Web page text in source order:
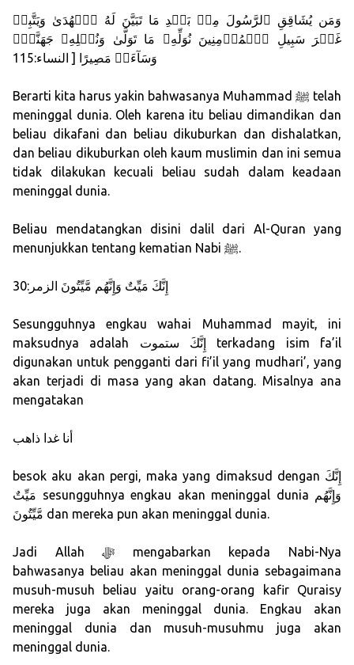
وَمَن يُشَاقِقِ ٱلرَّسُولَ مِنۢ بَعۡدِ مَا تَبَيَّنَ لَهُ ٱلۡهُدَىٰ وَيَتَّبِعۡ
غَيۡرَ سَبِيلِ ٱلۡمُؤۡمِنِينَ نُوَلِّهِۦ مَا تَوَلَّىٰ وَنُصۡلِهِۦ جَهَنَّمَۖ
وَسَآءَتۡ مَصِيرًا [ النساء:115
Berarti kita harus yakin bahwasanya Muhammad ﷺ telah
meninggal dunia. Oleh karena itu beliau dimandikan dan
beliau dikafani dan beliau dikuburkan dan dishalatkan,
dan beliau dikuburkan oleh kaum muslimin dan ini semua
tidak dilakukan kecuali beliau sudah dalam keadaan
meninggal dunia.
Beliau mendatangkan disini dalil dari Al-Quran yang
menunjukkan tentang kematian Nabi ﷺ.
إِنَّكَ مَيِّتٌ وَإِنَّهُم مَّيِّتُونَ الزمر:30
Sesungguhnya engkau wahai Muhammad mayit, ini
maksudnya adalah إِنَّكَ ستموت terkadang isim fa’il
digunakan untuk pengganti dari fi’il yang mudhari’, yang
akan terjadi di masa yang akan datang. Misalnya ana
mengatakan
أنا غدا ذاهب
besok aku akan pergi, maka yang dimaksud dengan إِنَّكَ
مَيِّتٌ sesungguhnya engkau akan meninggal dunia وَإِنَّهُم
مَّيِّتُونَ dan mereka pun akan meninggal dunia.
Jadi Allah ﷻ mengabarkan kepada Nabi-Nya
bahwasanya beliau akan meninggal dunia sebagaimana
musuh-musuh beliau yaitu orang-orang kafir Quraisy
mereka juga akan meninggal dunia. Engkau akan
meninggal dunia dan musuh-musuhmu juga akan
meninggal dunia.